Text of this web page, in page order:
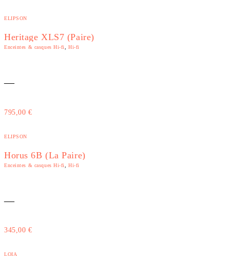
ELIPSON
Heritage XLS7 (paire)
Enceintes & casques Hi-fi,Hi-fi
—
795,00 €
ELIPSON
Horus 6B (La Paire)
Enceintes & casques Hi-fi ,Hi-fi
—
345,00 €
LOIA